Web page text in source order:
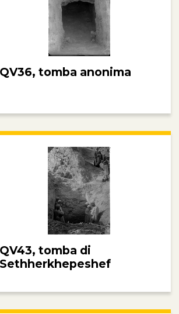
QV36, tomba anonima
QV43, tomba di
Sethherkhepeshef